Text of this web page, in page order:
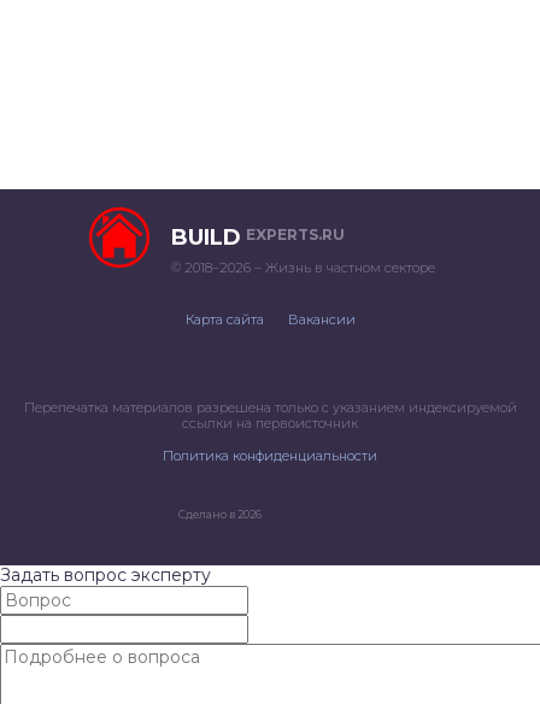
BUILD EXPERTS.RU
© 2018–2026 – Жизнь в частном секторе
Карта сайта Вакансии
Перепечатка материалов разрешена только с указанием индексируемой
ссылки на первоисточник
Политика конфиденциальности
Сделано в 2026
Задать вопрос эксперту